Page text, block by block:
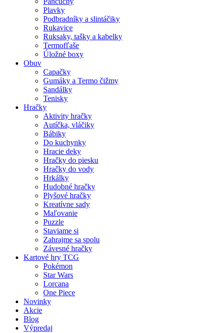
Plavky
Podbradníky a slintáčiky
Rukavice
Ruksaky, tašky a kabelky
Termofľaše
Úložné boxy
Obuv
Capačky
Gumáky a Termo čižmy
Sandálky
Tenisky
Hračky
Aktivity hračky
Autíčka, vláčiky
Bábiky
Do kuchynky
Hracie deky
Hračky do piesku
Hračky do vody
Hrkálky
Hudobné hračky
Plyšové hračky
Kreatívne sady
Maľovanie
Puzzle
Staviame si
Zahrajme sa spolu
Závesné hračky
Kartové hry TCG
Pokémon
Star Wars
Lorcana
One Piece
Novinky
Akcie
Blog
Výpredaj